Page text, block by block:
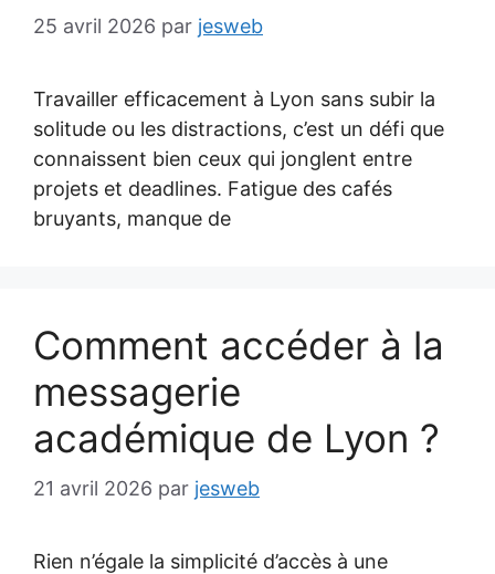
25 avril 2026 par jesweb
Travailler efficacement à Lyon sans subir la
solitude ou les distractions, c’est un défi que
connaissent bien ceux qui jonglent entre
projets et deadlines. Fatigue des cafés
bruyants, manque de
Comment accéder à la
messagerie
académique de Lyon ?
21 avril 2026 par jesweb
Rien n’égale la simplicité d’accès à une